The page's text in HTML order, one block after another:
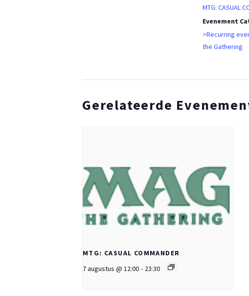
MTG: CASUAL
Evenement
>Recurring
the Gathering
Gerelateerde
MTG: CASUAL COMMANDER
7 augustus @ 12:00 - 23:30